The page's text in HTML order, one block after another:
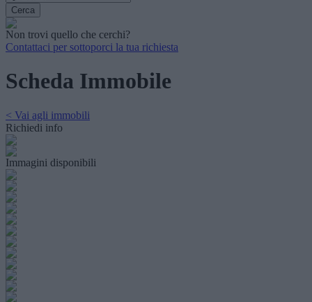
Non trovi quello che cerchi?
Contattaci per sottoporci la tua richiesta
Scheda Immobile
< Vai agli immobili
Richiedi info
Immagini disponibili